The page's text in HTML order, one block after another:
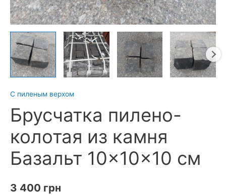
С пиленым верхом
Брусчатка пилено-
колотая из камня
Базальт 10×10×10 см
3 400 грн